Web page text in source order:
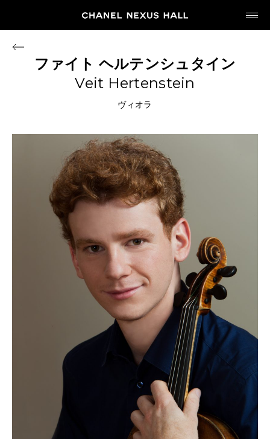
MY CHANEL NEXUS
HOME
PROGRAM
ARCHIVE
NEWS
FEATURED
ABOUT US
ファイト ヘルテンシュタイン
Veit Hertenstein
ヴィオラ